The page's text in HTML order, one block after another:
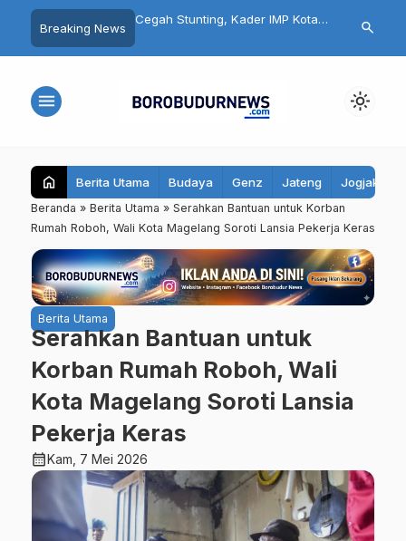
Breaking News
Batik Bahan Alam
Cegah Stunting, Kader IMP Kota
Kesehatan Reproduksi
Geruduk
Dugaan
search
menu light_mode
home Berita Utama Budaya Genz Jateng Jogjakarta
Beranda » Berita Utama » Serahkan Bantuan untuk Korban
Rumah Roboh, Wali Kota Magelang Soroti Lansia Pekerja Keras
Berita Utama
Serahkan Bantuan untuk
Korban Rumah Roboh, Wali
Kota Magelang Soroti Lansia
Pekerja Keras
calendar_monthKam, 7 Mei 2026